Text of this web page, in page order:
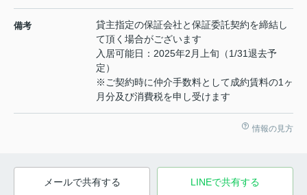
備考
貸主指定の保証会社と保証委託契約を締結し
て頂く場合がございます
入居可能日：2025年2月上旬（1/31退去予
定）
※ご契約時に仲介手数料として成約賃料の1ヶ
月分及び消費税を申し受けます
情報の見方
メールで共有する LINEで共有する